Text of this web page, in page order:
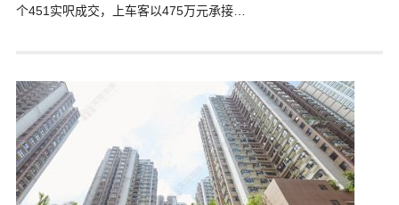
个451实呎成交，上车客以475万元承接…